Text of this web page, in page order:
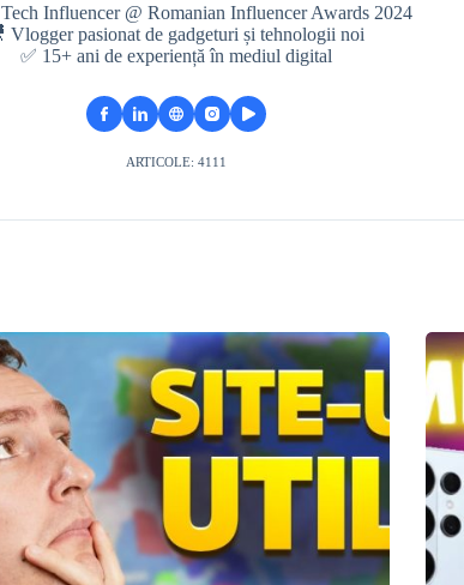
Influencer @ Romanian Influencer Awards 2024
Vlogger pasionat de gadgeturi și tehnologii noi
✅ 15+ ani de experiență în mediul digital
ARTICOLE: 4111